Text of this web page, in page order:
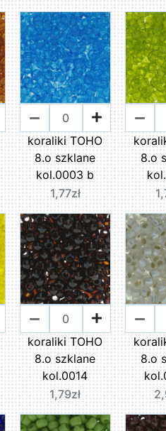
koraliki TOHO
8.o szklane
kol.0003 b
1,77zł
8.o
koraliki TOHO
8.o szklane
kol.0014
1,79zł
8.o